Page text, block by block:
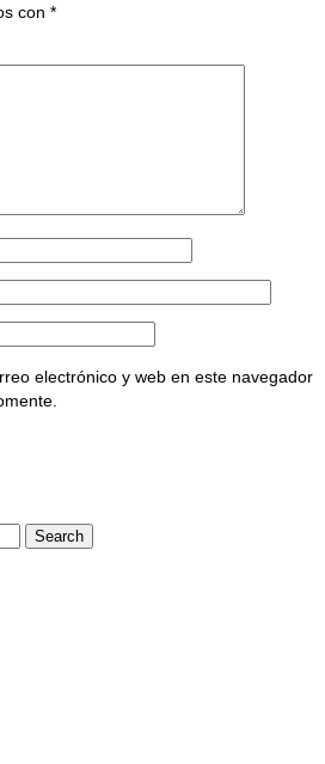
con *
electrónico y web en este navegador